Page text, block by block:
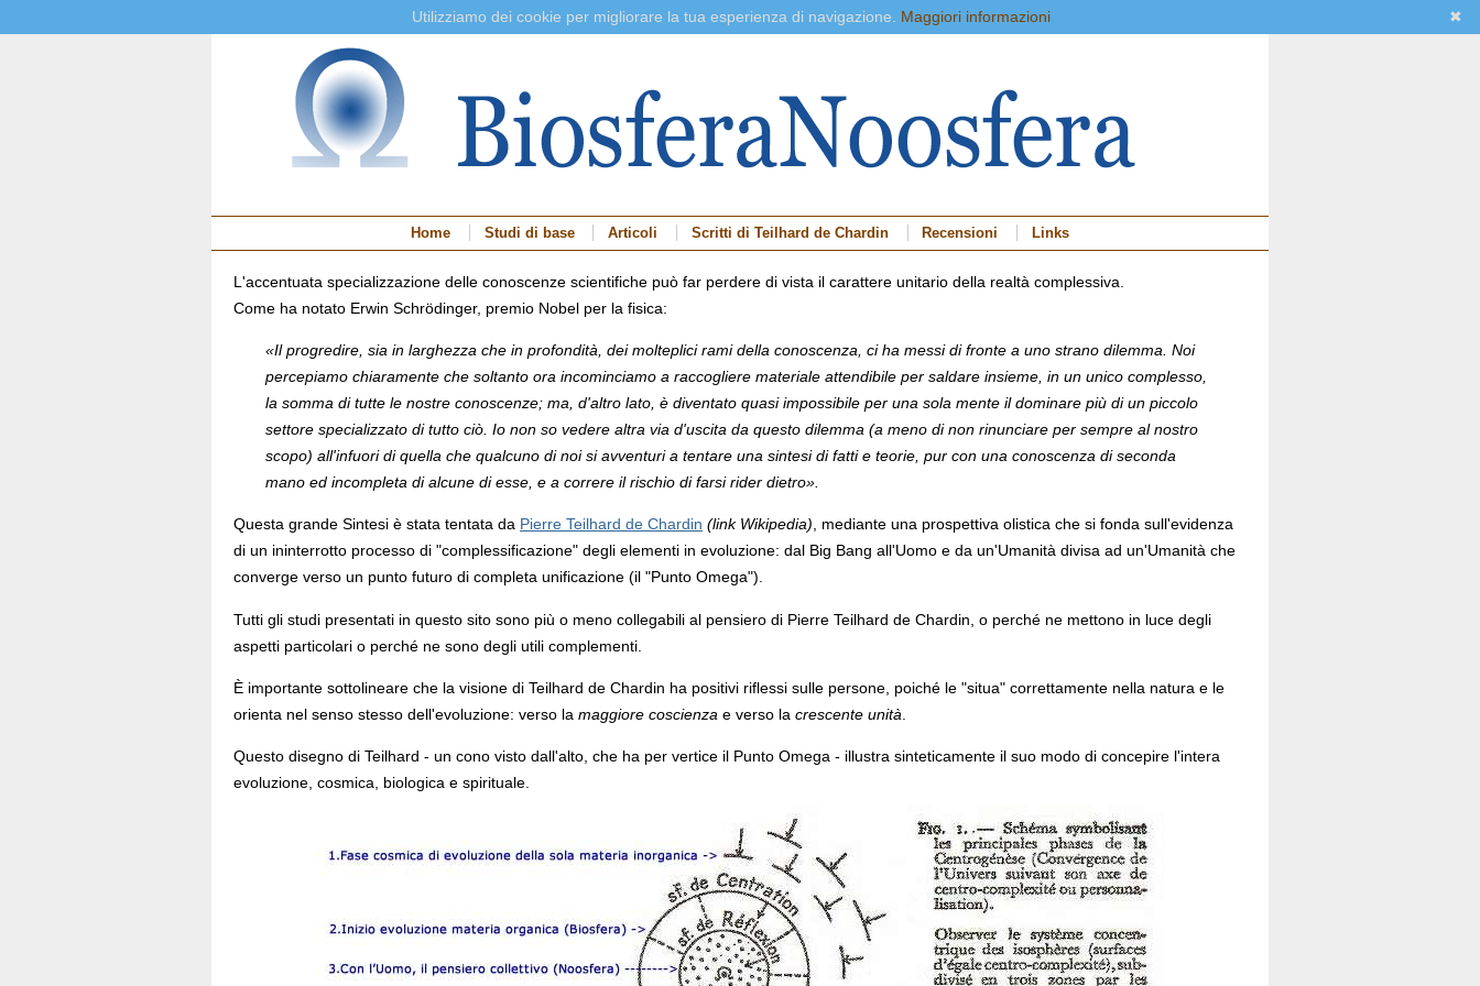
Home Studi di base Articoli Scritti di Teilhard de Chardin Recensioni Links
L'accentuata specializzazione delle conoscenze scientifiche può far perdere di vista il carattere unitario della realtà complessiva.
Come ha notato Erwin Schrödinger, premio Nobel per la fisica:
«Il progredire, sia in larghezza che in profondità, dei molteplici rami della conoscenza, ci ha messi di fronte a uno strano dilemma. Noi
percepiamo chiaramente che soltanto ora incominciamo a raccogliere materiale attendibile per saldare insieme, in un unico complesso,
la somma di tutte le nostre conoscenze; ma, d'altro lato, è diventato quasi impossibile per una sola mente il dominare più di un piccolo
settore specializzato di tutto ciò. Io non so vedere altra via d'uscita da questo dilemma (a meno di non rinunciare per sempre al nostro
scopo) all'infuori di quella che qualcuno di noi si avventuri a tentare una sintesi di fatti e teorie, pur con una conoscenza di seconda
mano ed incompleta di alcune di esse, e a correre il rischio di farsi rider dietro».
Questa grande Sintesi è stata tentata da Pierre Teilhard de Chardin (link Wikipedia), mediante una prospettiva olistica che si fonda sull'evidenza
di un ininterrotto processo di "complessificazione" degli elementi in evoluzione: dal Big Bang all'Uomo e da un'Umanità divisa ad un'Umanità che
converge verso un punto futuro di completa unificazione (il "Punto Omega").
Tutti gli studi presentati in questo sito sono più o meno collegabili al pensiero di Pierre Teilhard de Chardin, o perché ne mettono in luce degli
aspetti particolari o perché ne sono degli utili complementi.
È importante sottolineare che la visione di Teilhard de Chardin ha positivi riflessi sulle persone, poiché le "situa" correttamente nella natura e le
orienta nel senso stesso dell'evoluzione: verso la maggiore coscienza e verso la crescente unità
Questo disegno di Teilhard - un cono visto dall'alto, che ha per vertice il Punto Omega - illustra sinteticamente il suo modo di concepire l'intera
evoluzione, cosmica, biologica e spirituale.
✖
Utilizziamo dei cookie per migliorare la tua esperienza di navigazione. Maggiori informazioni